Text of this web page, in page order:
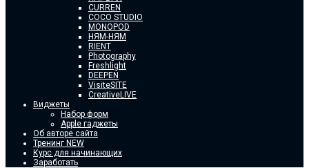
CURREN
COCO STUDIO
MONOPOD
НЯМ-НЯМ
RIENT
Photography
Freshlight
DEEPEN
VisiteSITE
CreativeLIVE
Виджеты
Набор форм
Apple гаджеты
Об авторе сайта
Тренинг NEW
Курс для начинающих
Заработать